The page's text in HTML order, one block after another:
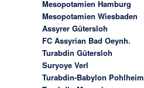
Mesopotamien Hamburg
Mesopotamien Wiesbaden
Assyrer Gütersloh
FC Assyrian Bad Oeynh.
Turabdin Gütersloh
Suryoye Verl
Turabdin-Babylon Pohlheim